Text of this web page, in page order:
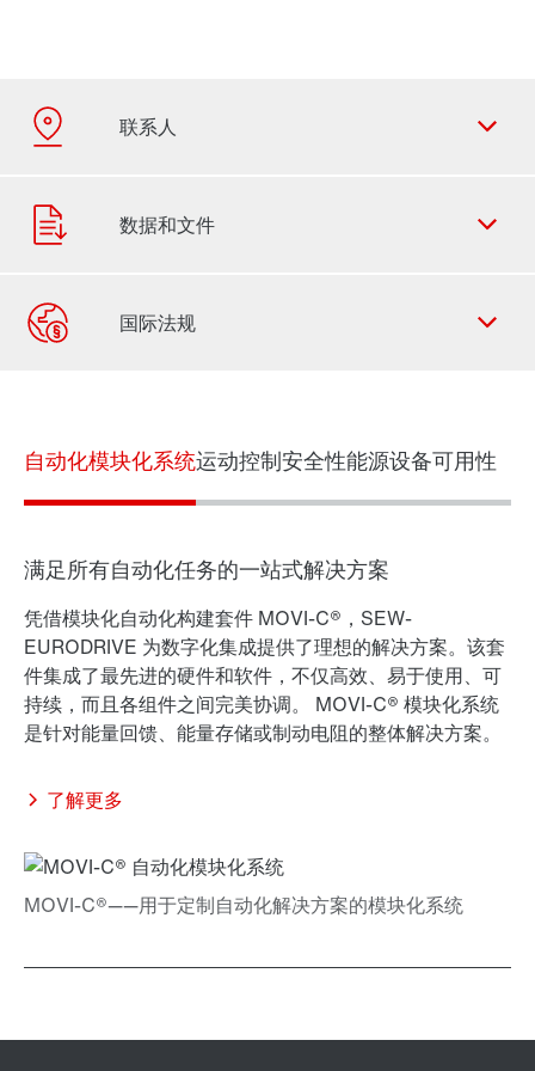
自动化模块化系统运动控制安全性能源设备可用性
满足所有自动化任务的一站式解决方案
凭借模块化自动化构建套件 MOVI-C®，SEW-
EURODRIVE 为数字化集成提供了理想的解决方案。该套
件集成了最先进的硬件和软件，不仅高效、易于使用、可
持续，而且各组件之间完美协调。 MOVI-C® 模块化系统
是针对能量回馈、能量存储或制动电阻的整体解决方案。
了解更多